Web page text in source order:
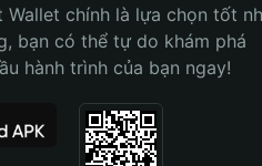
Wallet chính là lựa chọn tốt
bạn có thể tự do khám phá
hành trình của bạn ngay!